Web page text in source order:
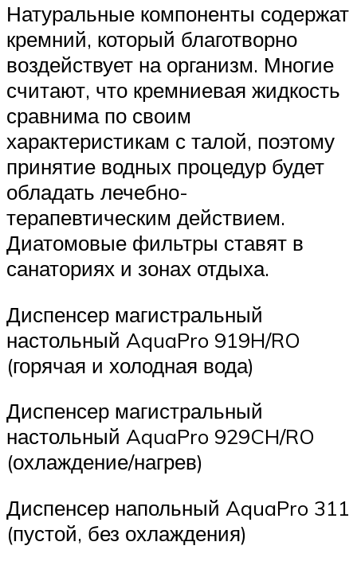
Натуральные компоненты содержат
кремний, который благотворно
воздействует на организм. Многие
считают, что кремниевая жидкость
сравнима по своим
характеристикам с талой, поэтому
принятие водных процедур будет
обладать лечебно-
терапевтическим действием.
Диатомовые фильтры ставят в
санаториях и зонах отдыха.
Диспенсер магистральный
настольный AquaPro 919H/RO
(горячая и холодная вода)
Диспенсер магистральный
настольный AquaPro 929CH/RO
(охлаждение/нагрев)
Диспенсер напольный AquaPro 311
(пустой, без охлаждения)